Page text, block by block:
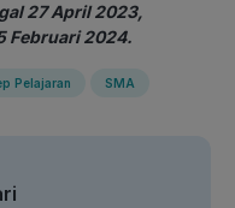
27 April 2023,
Februari 2024.
Pelajaran SMA